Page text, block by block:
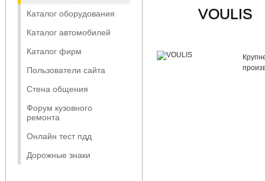
Каталог оборудования
Каталог автомобилей
Каталог фирм
Пользователи сайта
Стена общения
Форум кузовного
ремонта
Онлайн тест пдд
Дорожные знаки
VOULIS